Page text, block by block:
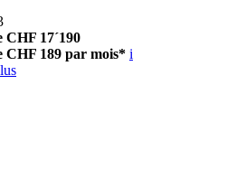
17´190
CHF 189 par mois* i